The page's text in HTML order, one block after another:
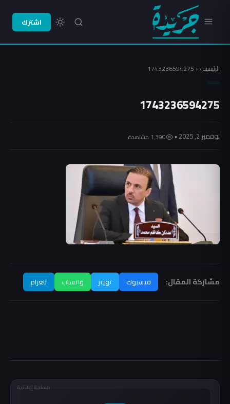
اشترك
الرئيسية‹
‹
1743236594275
1743236594275
نوفمبر 2, 2025 • 1٬390 مشاهدة
مشاركة المقال: فيسبوك تويتر واتساب تلغرام
مساحة إعلانية